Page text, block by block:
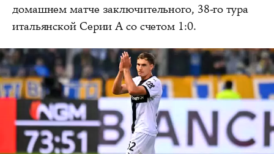
домашнем матче заключительного, 38-го тура
итальянской Серии А со счетом 1:0.